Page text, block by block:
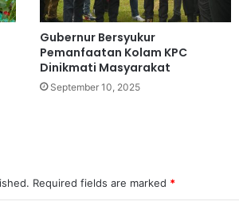
Gubernur Bersyukur
Pemanfaatan Kolam KPC
Dinikmati Masyarakat
September 10, 2025
Required fields are marked *